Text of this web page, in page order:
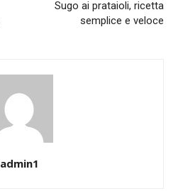
Sugo ai prataioli, ricetta
semplice e veloce
admin1